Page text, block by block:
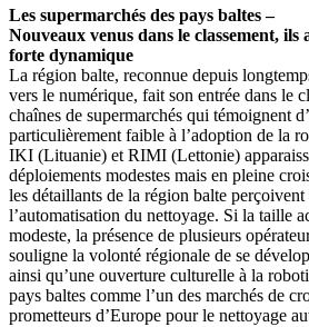
Les supermarchés des pays baltes –
Nouveaux venus dans le classement, ils
forte dynamique
La région balte, reconnue depuis
vers le numérique, fait son entrée dans le
chaînes de supermarchés qui témoignent
particulièrement faible à l’adoption de la
IKI (Lituanie) et RIMI (Lettonie)
déploiements modestes mais en pleine
les détaillants de la région balte
l’automatisation du nettoyage. Si la taille
modeste, la présence de plusieurs
souligne la volonté régionale de se
ainsi qu’une ouverture culturelle à la
pays baltes comme l’un des marchés de
prometteurs d’Europe pour le nettoyage